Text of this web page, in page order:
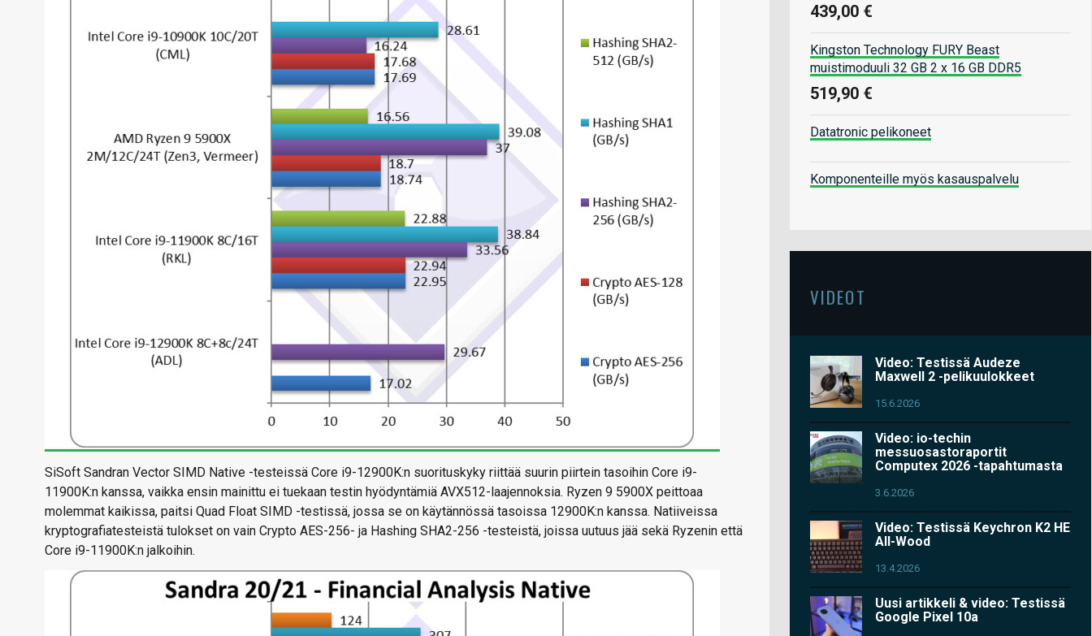
SiSoft Sandran Vector SIMD Native -testeissä Core i9-12900K:n suorituskyky riittää suurin piirtein tasoihin Core i9-
11900K:n kanssa, vaikka ensin mainittu ei tuekaan testin hyödyntämiä AVX512-laajennoksia. Ryzen 9 5900X peittoaa
molemmat kaikissa, paitsi Quad Float SIMD -testissä, jossa se on käytännössä tasoissa 12900K:n kanssa. Natiiveissa
kryptografiatesteistä tulokset on vain Crypto AES-256- ja Hashing SHA2-256 -testeistä, joissa uutuus jää sekä Ryzenin että
Core i9-11900K:n jalkoihin.
439,00 €
Kingston Technology FURY Beast
muistimoduuli 32 GB 2 x 16 GB DDR5
519,90 €
Datatronic pelikoneet
Komponenteille myös kasauspalvelu
VIDEOT
Video: Testissä Audeze
Maxwell 2 -pelikuulokkeet
15.6.2026
Video: io-techin
messuosastoraportit
Computex 2026 -tapahtumasta
3.6.2026
Video: Testissä Keychron K2 HE
All-Wood
13.4.2026
Uusi artikkeli & video: Testissä
Google Pixel 10a